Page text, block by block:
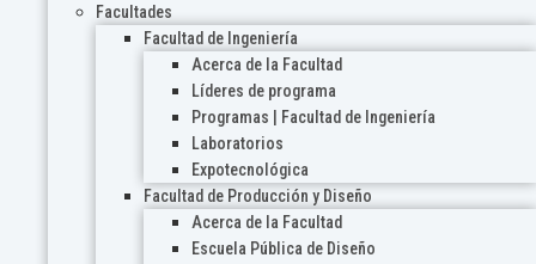
Facultades
Facultad de Ingeniería
Acerca de la Facultad
Líderes de programa
Programas | Facultad de Ingeniería
Laboratorios
Expotecnológica
Facultad de Producción y Diseño
Acerca de la Facultad
Escuela Pública de Diseño